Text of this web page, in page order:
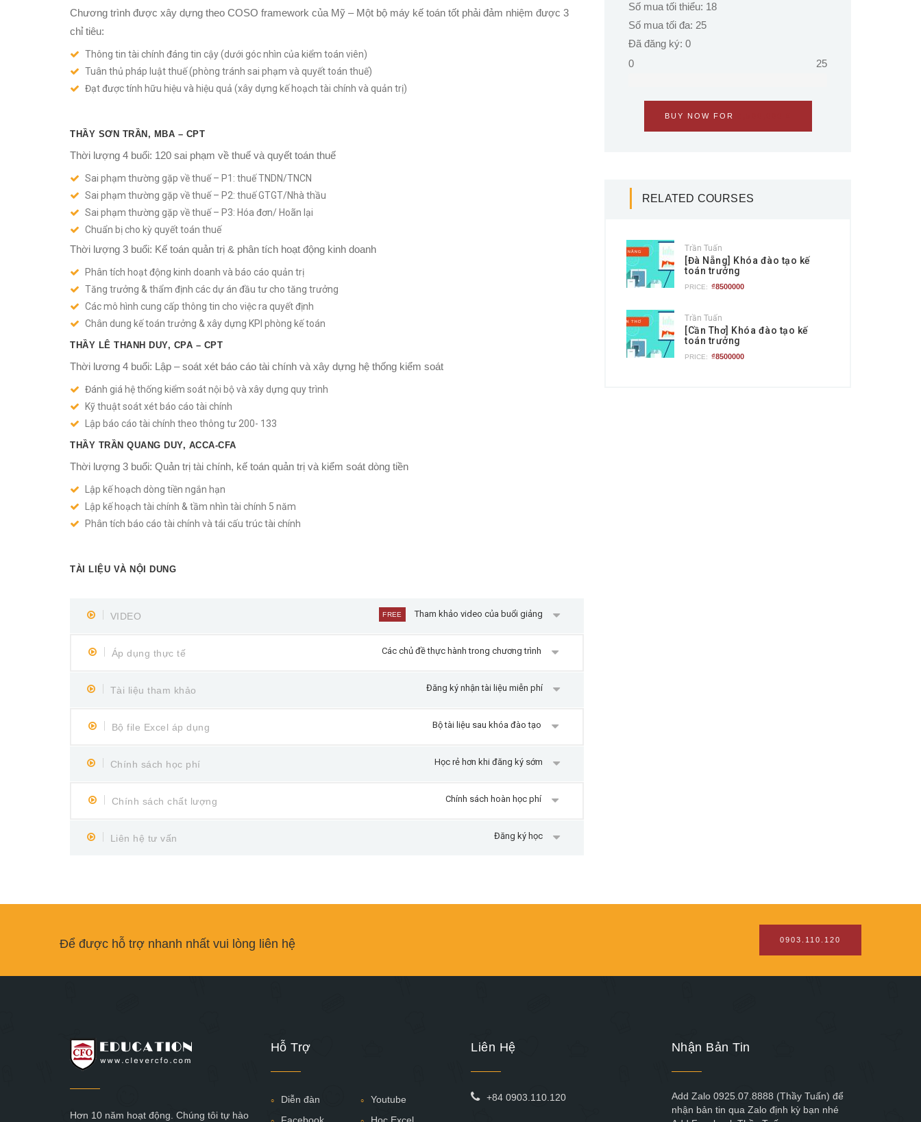
Chương trình được xây dựng theo COSO framework của Mỹ – Một bộ máy kế toán tốt phải đảm nhiệm được 3
chỉ tiêu:
Thông tin tài chính đáng tin cậy (dưới góc nhìn của kiểm toán viên)
Tuân thủ pháp luật thuế (phòng tránh sai phạm và quyết toán thuế)
Đạt được tính hữu hiệu và hiệu quả (xây dựng kế hoạch tài chính và quản trị)
THẦY SƠN TRẦN, MBA – CPT
Thời lượng 4 buổi: 120 sai phạm về thuế và quyết toán thuế
Sai phạm thường gặp về thuế – P1: thuế TNDN/TNCN
Sai phạm thường gặp về thuế – P2: thuế GTGT/Nhà thầu
Sai phạm thường gặp về thuế – P3: Hóa đơn/ Hoãn lại
Chuẩn bị cho kỳ quyết toán thuế
Thời lượng 3 buổi: Kế toán quản trị & phân tích hoạt động kinh doanh
Phân tích hoạt động kinh doanh và báo cáo quản trị
Tăng trưởng & thẩm định các dự án đầu tư cho tăng trưởng
Các mô hình cung cấp thông tin cho việc ra quyết định
Chân dung kế toán trưởng & xây dựng KPI phòng kế toán
THẦY LÊ THANH DUY, CPA – CPT
Thời lương 4 buổi: Lập – soát xét báo cáo tài chính và xây dựng hệ thống kiểm soát
Đánh giá hệ thống kiểm soát nội bộ và xây dựng quy trình
Kỹ thuật soát xét báo cáo tài chính
Lập báo cáo tài chính theo thông tư 200- 133
THẦY TRẦN QUANG DUY, ACCA-CFA
Thời lượng 3 buổi: Quản trị tài chính, kế toán quản trị và kiểm soát dòng tiền
Lập kế hoạch dòng tiền ngắn hạn
Lập kế hoạch tài chính & tầm nhìn tài chính 5 năm
Phân tích báo cáo tài chính và tái cấu trúc tài chính
TÀI LIỆU VÀ NỘI DUNG
VIDEO FREE Tham khảo video của buổi giảng
Áp dụng thực tế Các chủ đề thực hành trong chương trình
Tài liệu tham khảo Đăng ký nhận tài liệu miễn phí
Bộ file Excel áp dụng Bộ tài liệu sau khóa đào tạo
Chính sách học phí Học rẻ hơn khi đăng ký sớm
Chính sách chất lượng Chính sách hoàn học phí
Liên hệ tư vấn Đăng ký học
Số mua tối thiểu: 18
Số mua tối đa: 25
Đã đăng ký: 0
0
25
BUY NOW FOR
RELATED COURSES
Trần Tuấn
[Đà Nẵng] Khóa đào tạo kế
toán trưởng
PRICE: ₫8500000
Trần Tuấn
[Cần Thơ] Khóa đào tạo kế
toán trưởng
PRICE: ₫8500000
Để được hỗ trợ nhanh nhất vui lòng liên hệ 0903.110.120
Hơn 10 năm hoạt động. Chúng tôi tự hào
Hỗ Trợ
Diễn đàn
Youtube
Liên Hệ
+84 0903.110.120
Nhận Bản Tin
Add Zalo 0925.07.8888 (Thầy Tuấn) để
nhận bản tin qua Zalo định kỳ bạn nhé